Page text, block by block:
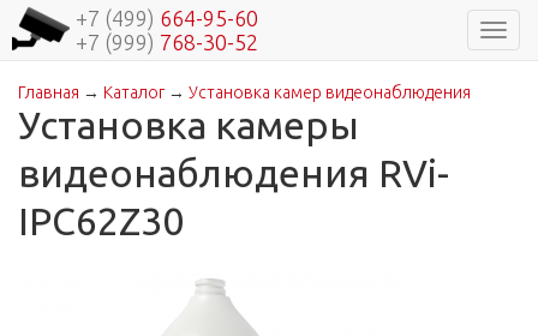
+7 (499) 664-95-60
+7 (999) 768-30-52
Вы здесь
Главная → Каталог→ Установка камер видеонаблюдения
Установка камеры
видеонаблюдения RVi-
IPC62Z30